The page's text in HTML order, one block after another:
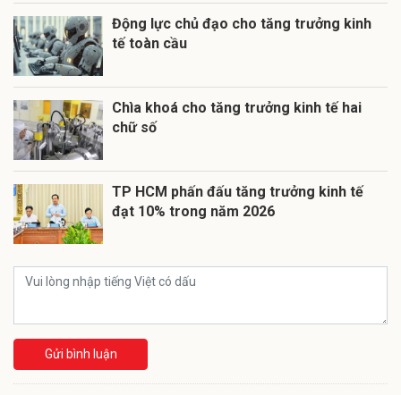
Động lực chủ đạo cho tăng trưởng kinh
tế toàn cầu
Chìa khoá cho tăng trưởng kinh tế hai
chữ số
TP HCM phấn đấu tăng trưởng kinh tế
đạt 10% trong năm 2026
Gửi bình luận